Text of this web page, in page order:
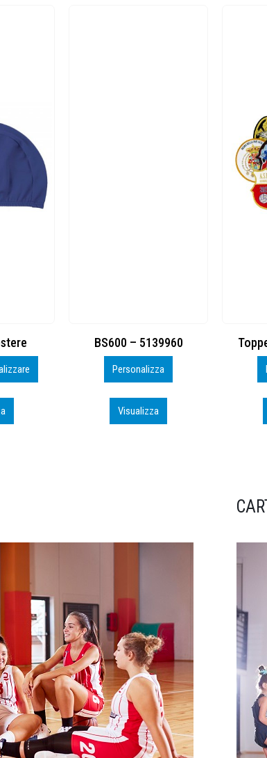
Toppe ricamate in HD
Personalizza
Visualizza
KIT